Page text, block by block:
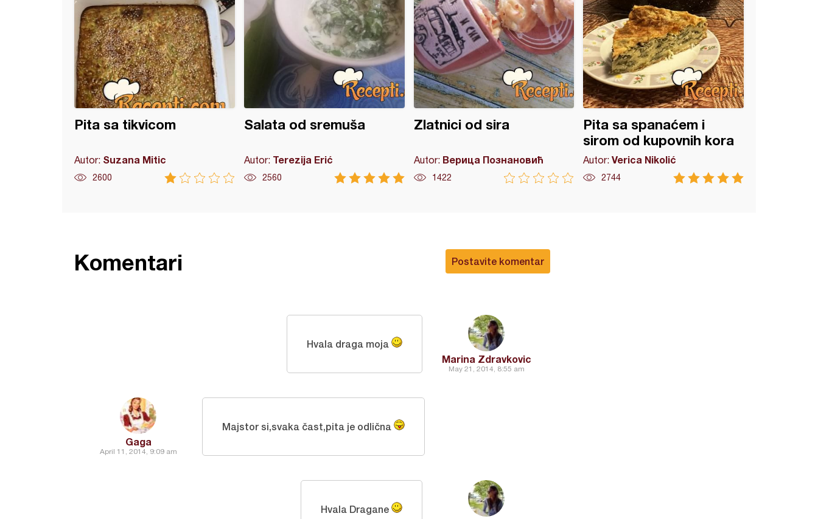
Pita sa tikvicom
Autor: Suzana Mitic
2600
Salata od sremuša
Autor: Terezija Erić
2560
Zlatnici od sira
Autor: Верица Познановић
1422
Pita sa spanaćem i
sirom od kupovnih kora
Autor:Verica Nikolić
2744
Postavite komentar
Komentari
Marina Zdravkovic
May 21, 2014, 8:55 am
Hvala draga moja
Gaga
April 11, 2014, 9:09 am
Majstor si,svaka čast,pita je odlična
Hvala Dragane